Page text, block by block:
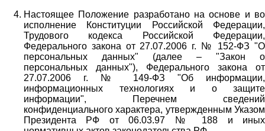
Настоящее Положение разработано на основе и во
исполнение Конституции Российской Федерации,
Трудового кодекса Российской Федерации,
Федерального закона от 27.07.2006 г. № 152-ФЗ "О
персональных данных" (далее – "Закон о
персональных данных"), Федерального закона от
27.07.2006 г. № 149-ФЗ "Об информации,
информационных технологиях и о защите
информации", Перечнем сведений
конфиденциального характера, утвержденным Указом
Президента РФ от 06.03.97 № 188 и иных